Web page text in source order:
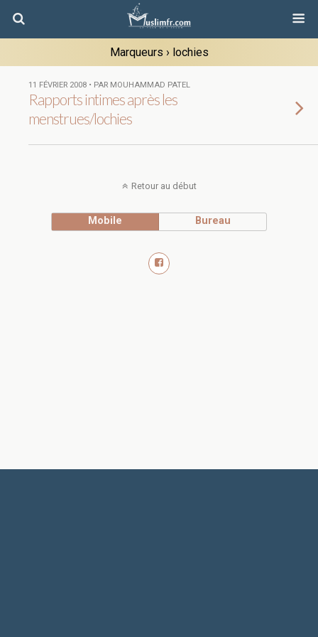
Marqueurs › lochies
11 FÉVRIER 2008 • PAR MOUHAMMAD PATEL
Rapports intimes après les
menstrues/lochies
Retour au début
Mobile Bureau